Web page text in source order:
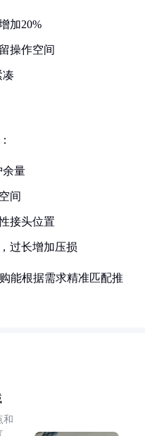
加20%
操作空间
凑
余量
间
接头位置
过长增加压损
能根据需求精准匹配推
和